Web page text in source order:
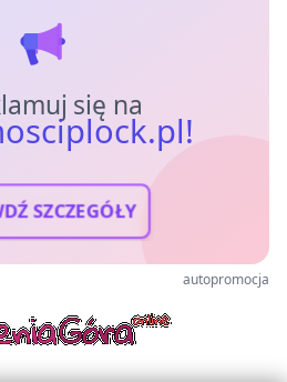
się na
SZCZEGÓŁY
autopromocja